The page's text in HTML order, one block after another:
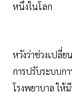
หนึ่งในโลก
หวังว่าช่วงเปลี่
การปรับระบบก
โรงพยาบาล ใ